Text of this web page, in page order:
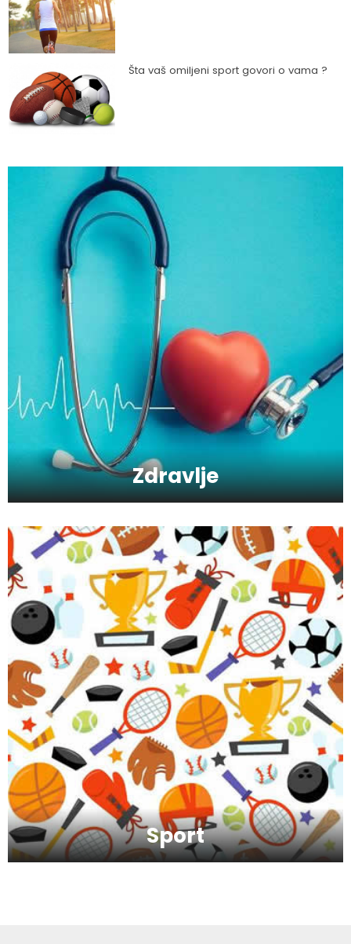
Šta vaš omiljeni sport govori o vama ?
Kako da ostanete fit - vežbajte kod kuće
Zbog čega je zumba sve popularnija?
Mitovi o zdravoj hrani
Skijanje pa plivanje, idealne aktivnosti na
raspustu u Sloveniji
Ishrana profesionalnih sportista
Kako da oporavimo kožu nakon zime?
Koliko je šećer (ne)zdrav?
Saveti za jutranji trening
Zdravlje
Sport